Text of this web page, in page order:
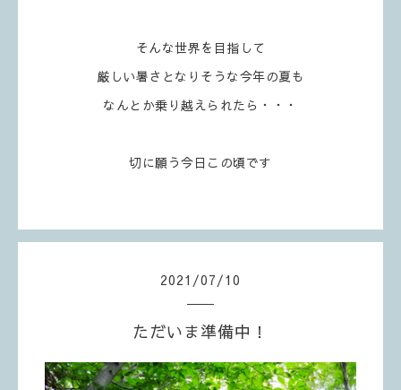
そんな世界を目指して
厳しい暑さとなりそうな今年の夏も
なんとか乗り越えられたら・・・
切に願う今日この頃です
2021 /07/10
ただいま準備中！